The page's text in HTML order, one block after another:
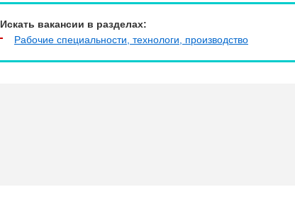
Искать вакансии в разделах:
Рабочие специальности, технологи, производство